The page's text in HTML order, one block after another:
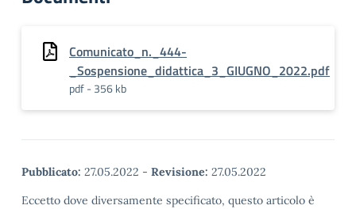
Comunicato_n._444-
_Sospensione_didattica_3_GIUGNO_2022.pdf
pdf - 356 kb
Pubblicato: 27.05.2022 - Revisione: 27.05.2022
Eccetto dove diversamente specificato, questo articolo è